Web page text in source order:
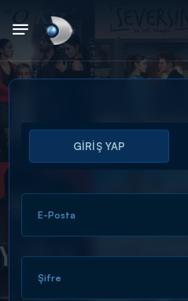
Arama
ARAMA SONUÇLARI
GİRİŞ YAP
E-Posta
Şifre